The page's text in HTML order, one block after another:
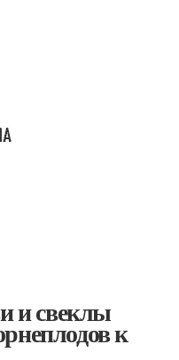
свеклы
к